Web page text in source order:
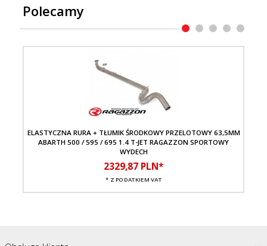
Polecamy
ELASTYCZNA RURA + TŁUMIK ŚRODKOWY PRZELOTOWY 63,5MM
ABARTH 500 / 595 / 695 1.4 T-JET RAGAZZON SPORTOWY
WYDECH
2329,87 PLN*
* Z PODATKIEM VAT